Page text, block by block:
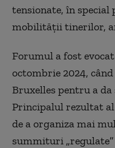
tensionate, în special
mobilităţii tinerilor,
Forumul a fost
octombrie 2024,
Bruxelles pentru a
Principalul rezultat
de a organiza mai
summituri